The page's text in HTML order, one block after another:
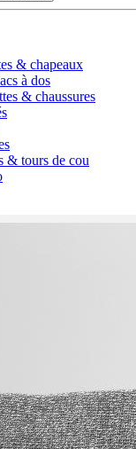
& chapeaux
à dos
& chaussures
& tours de cou